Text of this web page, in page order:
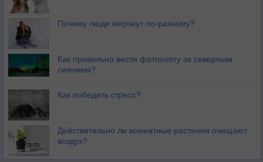
Почему люди мёрзнут по-разному?
Как правильно вести фотоохоту за северным
сиянием?
Как победить стресс?
Действительно ли комнатные растения очищают
воздух?